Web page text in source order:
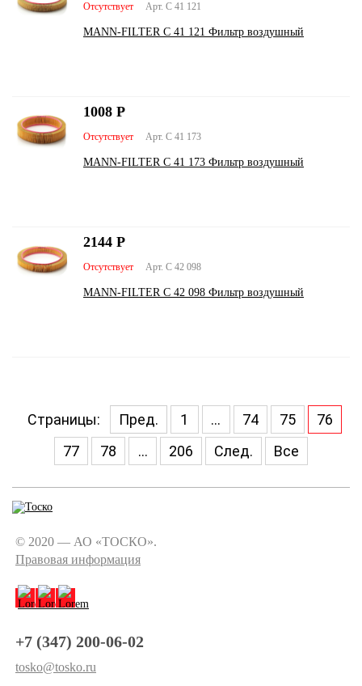
Арт. C 41 121
Отсутствует
MANN-FILTER C 41 121 Фильтр воздушный
Арт. C 41 173
Отсутствует
MANN-FILTER C 41 173 Фильтр воздушный
1008 Р
Арт. C 42 098
Отсутствует
MANN-FILTER C 42 098 Фильтр воздушный
2144 Р
Страницы: Пред. 1 ... 74 75
76
77
78 ... 206 След. Все
© 2020 — АО «ТОСКО».
Правовая информация
+7 (347) 200-06-02
tosko@tosko.ru